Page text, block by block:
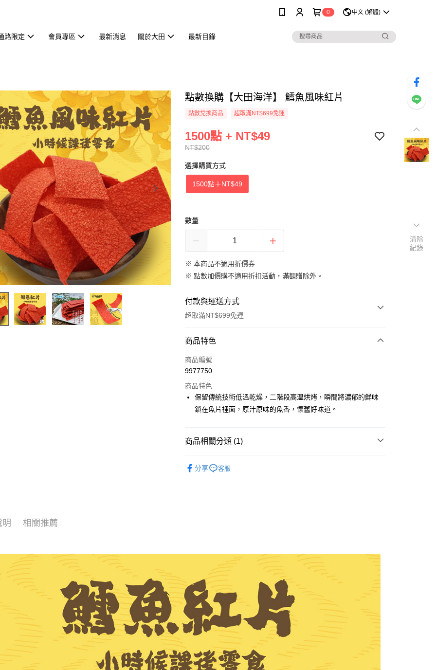
0 中文 (繁體)
路限定 會員專區 最新消息 關於大田 最新目錄
點數換購【大田海洋】 鱈魚風味紅片
點數兌換商品 超取滿NT$699免運
NT$200
1500點 + NT$49
選擇購買方式
1500點＋NT$49
數量
※ 本商品不適用折價券
※點數加價購不適用折扣活動，滿額贈除外。
付款與運送方式
超取滿NT$699免運
付款方式
信用卡一次付款
LINE Pay
Apple Pay
全盈+PAY
【「AFTEE先享後付」結帳流程】
１．於結帳方式選擇「AFTEE先享後付」後，將跳轉至「AFTEE先享後
付」結帳頁面，進行簡訊認證並確認金額後，即可完成結帳。
２．訂單成立數日內，您將收到繳費通知簡訊。
３．收到繳費通知簡訊後14天內，點擊此簡訊中的連結，可透過四大超商
／ATM／網路銀行／等多元方式進行付款，方視為交易完成。
※ 請注意：結帳手續完成當下不需立刻繳費，但若您需要取消訂單，請聯
絡購買商品的店家。未經商家同意取消之訂單仍視為有效，需透過AFTEE
先享後付繳納相關費用。
※ 交易是否成功請以「AFTEE先享後付 」之結帳頁面顯示為準，若有關於
是否繳費成功／繳費後需取消欲退款等相關疑問，請聯繫「AFTEE先享後
付客戶支援中心」https://netprotections.freshdesk.com/support/home
每筆NT$60，滿NT$699(含以上)免運費
付款後全家取貨
每筆NT$60，滿NT$699(含以上)免運費
7-11取貨付款
每筆NT$60，滿NT$699(含以上)免運費
付款後7-11取貨
商品特色
商品編號
9977750
商品特色
保留傳統技術低溫乾燥，二階段高溫烘烤，瞬間將濃郁的鮮味
鎖在魚片裡面，原汁原味的魚香，懷舊好味道。
商品相關分類 (1)
分享
客服
明 相關推薦
清除
紀錄